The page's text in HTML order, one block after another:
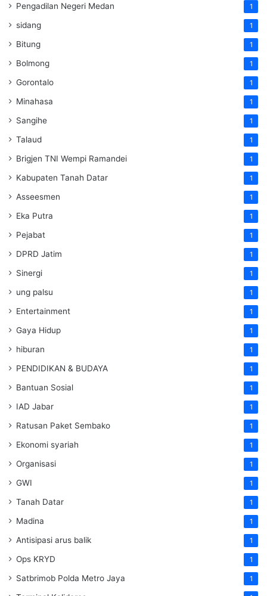
Pengadilan Negeri Medan 1
sidang 1
Bitung 1
Bolmong 1
Gorontalo 1
Minahasa 1
Sangihe 1
Talaud 1
Brigjen TNI Wempi Ramandei 1
Kabupaten Tanah Datar 1
Asseesmen 1
Eka Putra 1
Pejabat 1
DPRD Jatim 1
Sinergi 1
ung palsu 1
Entertainment 1
Gaya Hidup 1
hiburan 1
PENDIDIKAN & BUDAYA 1
Bantuan Sosial 1
IAD Jabar 1
Ratusan Paket Sembako 1
Ekonomi syariah 1
Organisasi 1
GWI 1
Tanah Datar 1
Madina 1
Antisipasi arus balik 1
Ops KRYD 1
Satbrimob Polda Metro Jaya 1